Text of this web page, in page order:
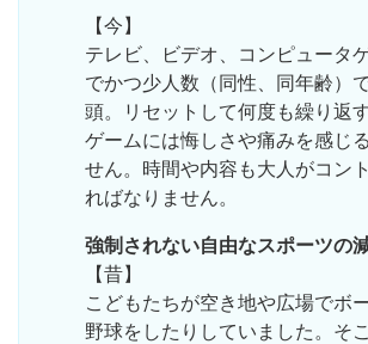
【今】
テレビ、ビデオ、コンピュータ
でかつ少人数（同性、同年齢）
頭。リセットして何度も繰り返
ゲームには悔しさや痛みを感じ
せん。時間や内容も大人がコン
ればなりません。
強制されない自由なスポーツの
【昔】
こどもたちが空き地や広場でボ
野球をしたりしていました。そ